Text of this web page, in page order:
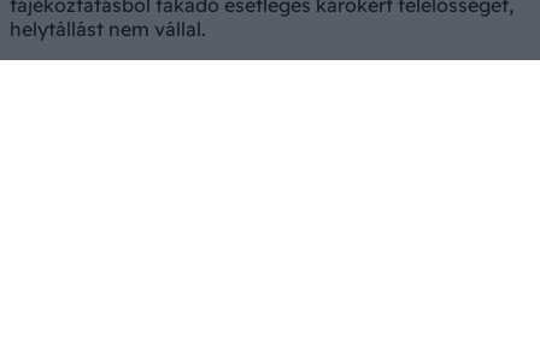
tájékoztatásból fakadó esetleges károkért felelősséget,
helytállást nem vállal.